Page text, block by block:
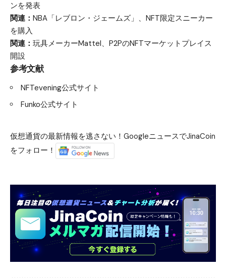
ンを発表
関連： NBA「レブロン・ジェームズ」、NFT限定スニーカー
を購入
関連： 玩具メーカーMattel、P2PのNFTマーケットプレイス
開設
参考文献
NFTevening公式サイト
Funko公式サイト
仮想通貨の最新情報を逃さない！GoogleニュースでJinaCoin
をフォロー！